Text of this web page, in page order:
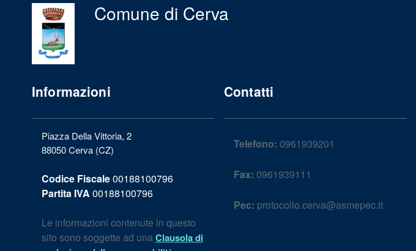
Comune di Cerva
Informazioni
Piazza Della Vittoria, 2
88050 Cerva (CZ)
Codice Fiscale00188100796
Partita IVA 00188100796
Le informazioni contenute in questo
sito sono soggette ad unaClausola di
Contatti
Telefono: 0961939201
Fax: 0961939111
Pec: protocollo.cerva@asmepec.it